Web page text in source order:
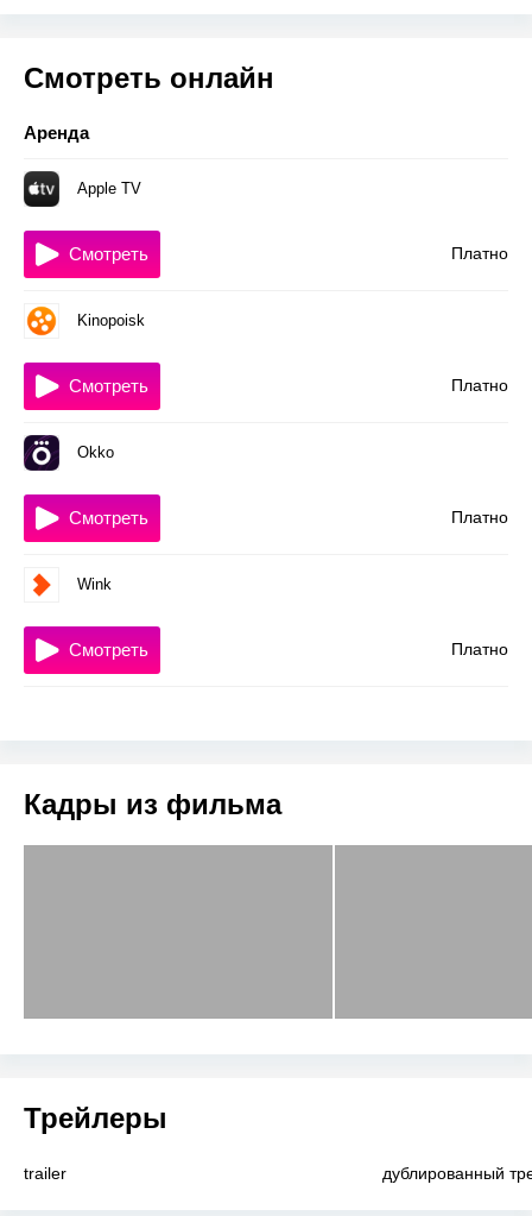
Смотреть онлайн
Аренда
Apple TV
Платно
Смотреть
Kinopoisk
Платно
Смотреть
Okko
Платно
Смотреть
Wink
Платно
Смотреть
Кадры из фильма
Трейлеры
trailer дублированный